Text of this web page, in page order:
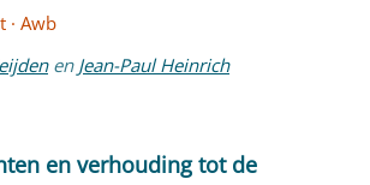
· Awb
en Jean-Paul Heinrich
en verhouding tot de